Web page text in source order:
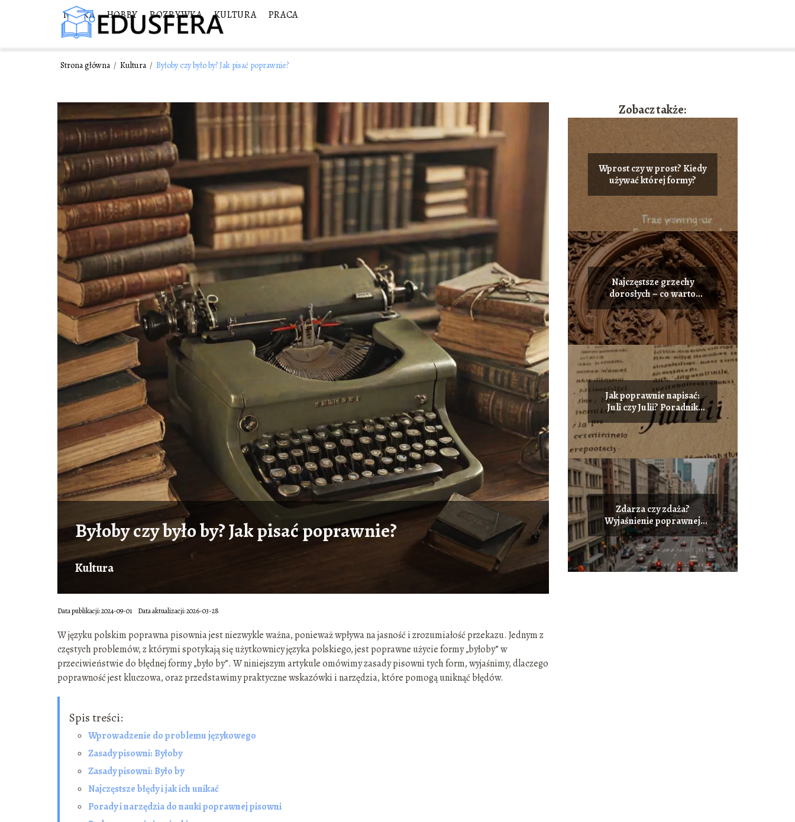
NAUKA HOBBY ROZRYWKA KULTURA PRACA
Strona główna / Kultura / Byłoby czy było by? Jak pisać poprawnie?
Byłoby czy było by? Jak pisać poprawnie?
Kultura
Data publikacji: 2024-09-01 Data aktualizacji: 2026-03-28
W języku polskim poprawna pisownia jest niezwykle ważna, ponieważ wpływa na jasność i zrozumiałość przekazu. Jednym z
częstych problemów, z którymi spotykają się użytkownicy języka polskiego, jest poprawne użycie formy „byłoby” w
przeciwieństwie do błędnej formy „było by”. W niniejszym artykule omówimy zasady pisowni tych form, wyjaśnimy, dlaczego
poprawność jest kluczowa, oraz przedstawimy praktyczne wskazówki i narzędzia, które pomogą uniknąć błędów.
Spis treści:
Wprowadzenie do problemu językowego
Zasady pisowni: Byłoby
Zasady pisowni: Było by
Najczęstsze błędy i jak ich unikać
Porady i narzędzia do nauki poprawnej pisowni
Zobacz także:
Wprost czy w prost? Kiedy
używać której formy?
Najczęstsze grzechy
dorosłych – co warto
wiedzieć przed spowiedzią
Jak poprawnie napisać:
Juli czy Julii? Poradnik
ortograficzny
Zdarza czy zdaża?
Wyjaśnienie poprawnej
formy